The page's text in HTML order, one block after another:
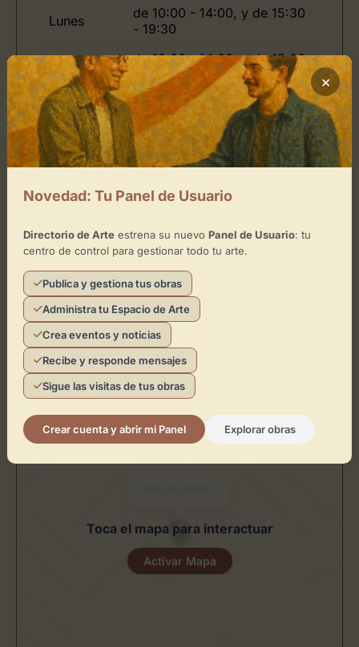
Lunes
de 10:00 - 14:00, y de 15:30
- 19:30
Martes
de 10:00 - 14:00, y de 15:30
- 19:30
Miércoles
de 10:00 - 14:00, y de 15:30
- 19:30
Jueves
de 10:00 - 14:00
Viernes
- 19:30
Domingo
Ubicación de Mayoral Gallery
Cómo llegar
+
−
Toca el mapa para interactuar
Activar Mapa
×
Novedad: Tu Panel de Usuario
Directorio de Arteestrena su nuevo Panel de Usuario: tu
centro de control para gestionar todo tu arte.
Publica y gestiona tus obras
Administra tu Espacio de Arte
Crea eventos y noticias
Recibe y responde mensajes
Sigue las visitas de tus obras
Crear cuenta y abrir mi Panel Explorar obras